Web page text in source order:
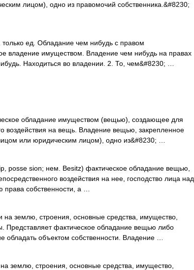
лицом), одно из правомочий собственника.&#8230;
ед. Обладание чем нибудь с правом
владение имуществом. Владение чем нибудь на правах
Находиться во владении. 2. То, чем&#8230; …
обладание имуществом (вещью), создающее для
воздействия на вещь. Владение вещью, закрепленное
или юридическим лицом), одно из&#8230; …
posse sion; нем. Besitz) фактическое обладание вещью,
воздействия на нее, господство лица над
собственности, а …
землю, строения, основные средства, имущество,
Представляет фактическое обладание вещью либо
обладать объектом собственности. Владение …
землю, строения, основные средства, имущество,